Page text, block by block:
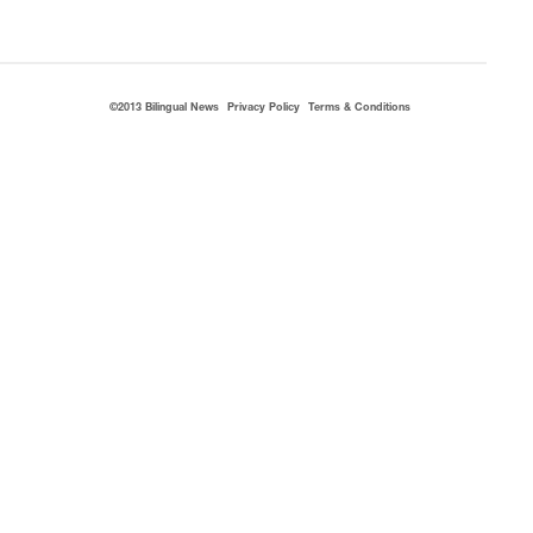
©2013 Bilingual News Privacy Policy Terms & Conditions